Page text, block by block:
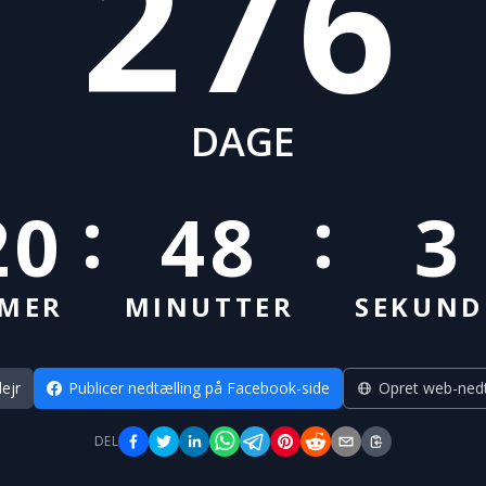
DAGE
: 48
MINUTTER
: 2
Publicer nedtælling på Facebook-side Opret web-
DEL